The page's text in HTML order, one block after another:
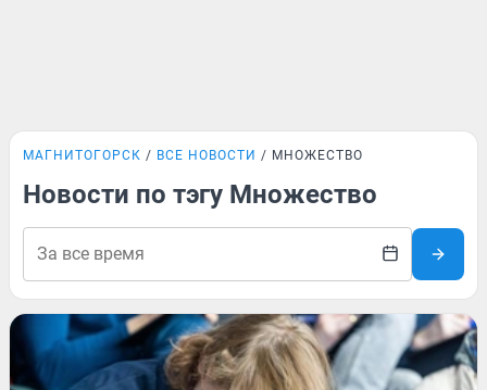
МАГНИТОГОРСК ВСЕ НОВОСТИ МНОЖЕСТВО
Новости по тэгу Множество